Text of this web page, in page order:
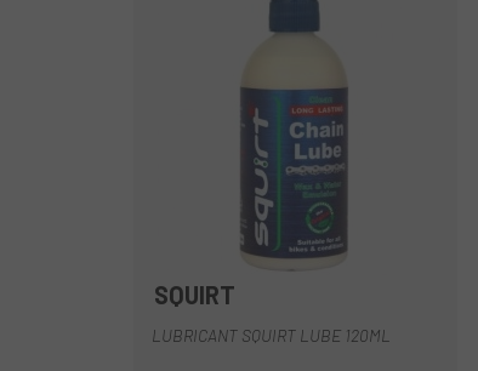
SQUIRT
LUBRICANT SQUIRT LUBE 120ML